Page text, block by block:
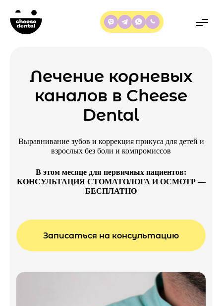
Лечение корневых
каналов в Cheese
Dental
Выравнивание зубов и коррекция прикуса для детей и
взрослых без боли и компромиссов
В этом месяце для первичных пациентов:
КОНСУЛЬТАЦИЯ СТОМАТОЛОГА И ОСМОТР —
БЕСПЛАТНО
Записаться на консультацию